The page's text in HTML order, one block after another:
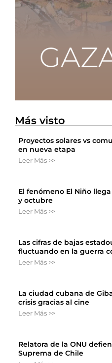
Más visto
Proyectos solares vs
en nueva etapa
Leer Más >>
El fenómeno El Niño
y octubre
Leer Más >>
Las cifras de bajas
fluctuando en la guerra
Leer Más >>
La ciudad cubana de
crisis gracias al cine
Leer Más >>
Relatora de la ONU
Suprema de Chile